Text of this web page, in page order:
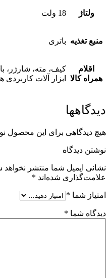
ولتاژ 18 ولت
منبع تغذیه باتری
اقلام
همراه کالا
کیف، مته، شارژر،
ابزار آلات کاربردی
دیدگاهها
هیچ دیدگاهی برای این محصول
نوشتن دیدگاه
نشانی ایمیل شما منتشر نخواهد
علامت‌گذاری شده‌اند *
امتیاز شما *
دیدگاه شما *